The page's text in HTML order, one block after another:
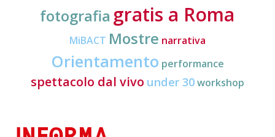
fotografia gratis a Roma
MiBACT Mostre narrativa
Orientamento performance
spettacolo dal vivo under 30workshop